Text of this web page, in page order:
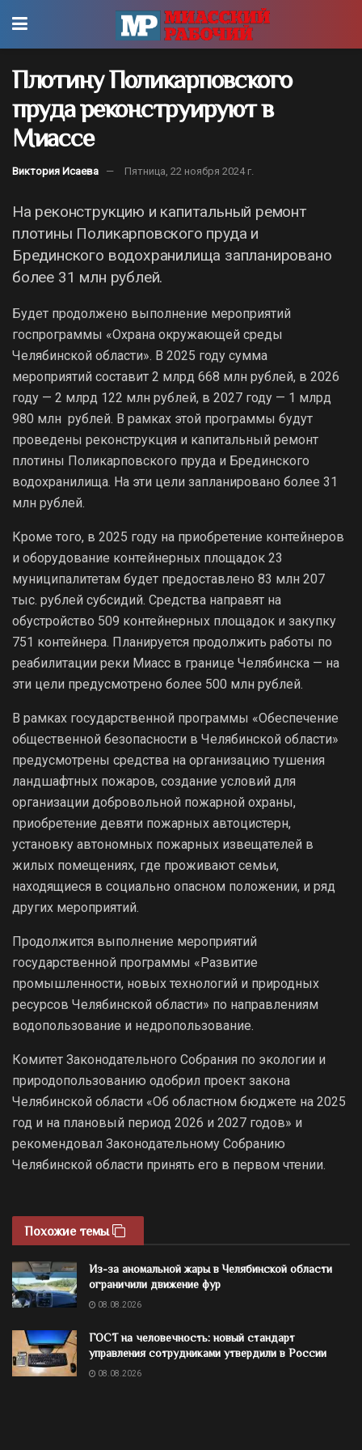
Плотину Поликарповского
пруда реконструируют в
Миассе
Виктория Исаева Пятница, 22 ноября 2024 г.
На реконструкцию и капитальный ремонт
плотины Поликарповского пруда и
Брединского водохранилища запланировано
более 31 млн рублей.
Будет продолжено выполнение мероприятий
госпрограммы «Охрана окружающей среды
Челябинской области». В 2025 году сумма
мероприятий составит 2 млрд 668 млн рублей, в 2026
году — 2 млрд 122 млн рублей, в 2027 году — 1 млрд
980 млн рублей. В рамках этой программы будут
проведены реконструкция и капитальный ремонт
плотины Поликарповского пруда и Брединского
водохранилища. На эти цели запланировано более 31
млн рублей.
Кроме того, в 2025 году на приобретение контейнеров
и оборудование контейнерных площадок 23
муниципалитетам будет предоставлено 83 млн 207
тыс. рублей субсидий. Средства направят на
обустройство 509 контейнерных площадок и закупку
751 контейнера. Планируется продолжить работы по
реабилитации реки Миасс в границе Челябинска — на
эти цели предусмотрено более 500 млн рублей.
В рамках государственной программы «Обеспечение
общественной безопасности в Челябинской области»
предусмотрены средства на организацию тушения
ландшафтных пожаров, создание условий для
организации добровольной пожарной охраны,
приобретение девяти пожарных автоцистерн,
установку автономных пожарных извещателей в
жилых помещениях, где проживают семьи,
находящиеся в социально опасном положении, и ряд
других мероприятий.
Продолжится выполнение мероприятий
государственной программы «Развитие
промышленности, новых технологий и природных
ресурсов Челябинской области» по направлениям
водопользование и недропользование.
Комитет Законодательного Собрания по экологии и
природопользованию одобрил проект закона
Челябинской области «Об областном бюджете на 2025
год и на плановый период 2026 и 2027 годов» и
рекомендовал Законодательному Собранию
Челябинской области принять его в первом чтении.
Похожие темы
Из-за аномальной жары в Челябинской области
ограничили движение фур
08.08.2026
ГОСТ на человечность: новый стандарт
управления сотрудниками утвердили в России
08.08.2026